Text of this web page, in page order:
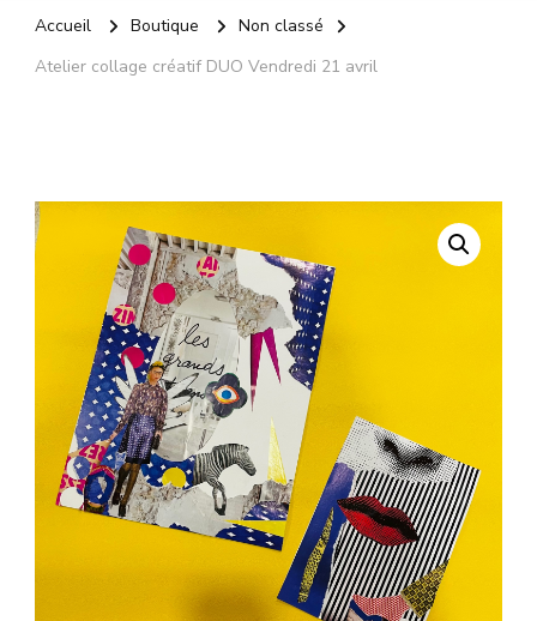
Accueil Boutique
Non classé
Atelier collage créatif DUO Vendredi 21 avril